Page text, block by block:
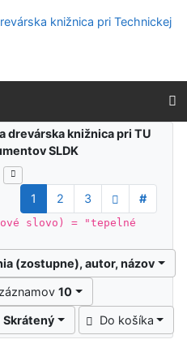
drevárska knižnica pri TU
SLDK
1
2 3
#
slovo) = "tepelné
(zostupne), autor, názov
10
Skrátený Do košíka